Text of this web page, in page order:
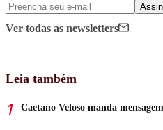
Ver todas as newsletters
Leia também
Caetano Veloso manda